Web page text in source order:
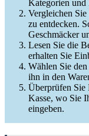
Kategorien und
Vergleichen
zu entdecken.
Geschmäcker
Lesen Sie die
erhalten Sie
Wählen Sie
ihn in den
Überprüfen Sie
Kasse, wo Sie
eingeben.